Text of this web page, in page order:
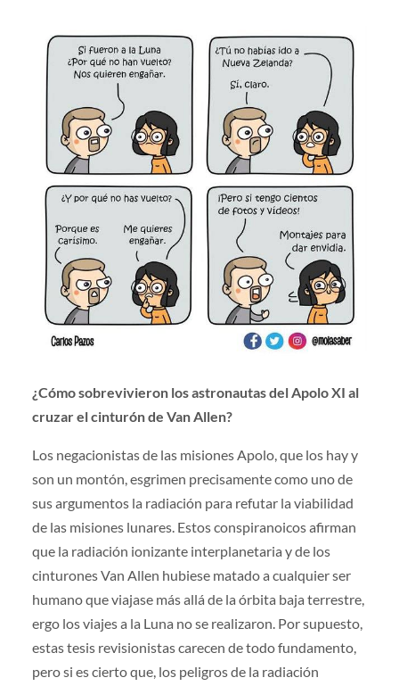
¿Cómo sobrevivieron los astronautas del Apolo XI al
cruzar el cinturón de Van Allen?
Los negacionistas de las misiones Apolo, que los hay y
son un montón, esgrimen precisamente como uno de
sus argumentos la radiación para refutar la viabilidad
de las misiones lunares. Estos conspiranoicos afirman
que la radiación ionizante interplanetaria y de los
cinturones Van Allen hubiese matado a cualquier ser
humano que viajase más allá de la órbita baja terrestre,
ergo los viajes a la Luna no se realizaron. Por supuesto,
estas tesis revisionistas carecen de todo fundamento,
pero si es cierto que, los peligros de la radiación